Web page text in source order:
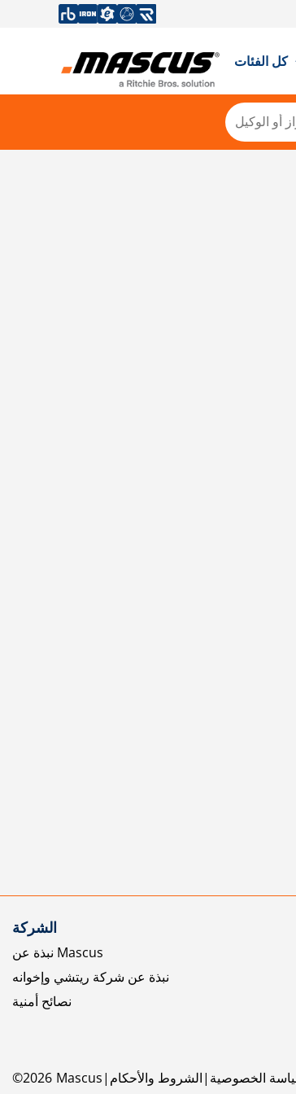
كل الفئات
الشركة
نبذة عن Mascus
نبذة عن شركة ريتشي وإخوانه
نصائح أمنية
©2026 Mascus الشروط والأحكام الخصوصية